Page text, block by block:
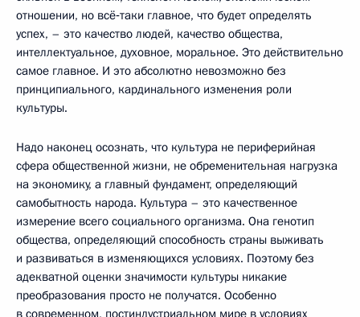
отношении, но всё‑таки главное, что будет определять
успех, – это качество людей, качество общества,
интеллектуальное, духовное, моральное. Это действительно
самое главное. И это абсолютно невозможно без
принципиального, кардинального изменения роли
культуры.
Надо наконец осознать, что культура не периферийная
сфера общественной жизни, не обременительная нагрузка
на экономику, а главный фундамент, определяющий
самобытность народа. Культура – это качественное
измерение всего социального организма. Она генотип
общества, определяющий способность страны выживать
и развиваться в изменяющихся условиях. Поэтому без
адекватной оценки значимости культуры никакие
преобразования просто не получатся. Особенно
в современном, постиндустриальном мире в условиях